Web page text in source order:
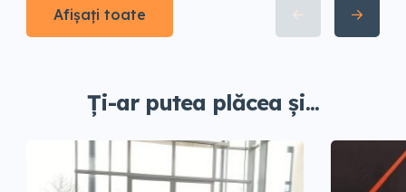
Afișați toate
Ți-ar putea plăcea și...